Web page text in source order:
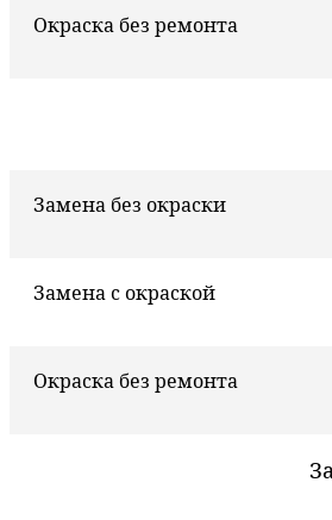
Окраска без ремонта
Замена без окраски
Замена с окраской
Окраска без ремонта